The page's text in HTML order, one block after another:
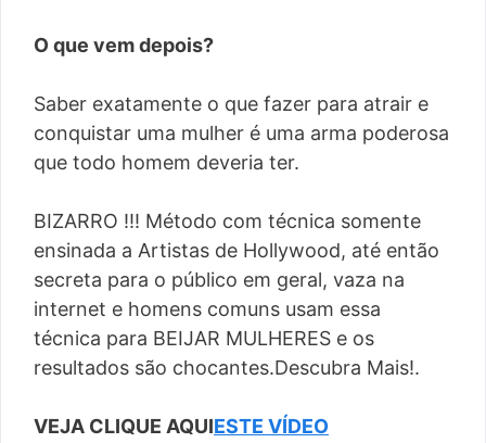
O que vem depois?
Saber exatamente o que fazer para atrair e
conquistar uma mulher é uma arma poderosa
que todo homem deveria ter.
BIZARRO !!! Método com técnica somente
ensinada a Artistas de Hollywood, até então
secreta para o público em geral, vaza na
internet e homens comuns usam essa
técnica para BEIJAR MULHERES e os
resultados são chocantes.Descubra Mais!.
VEJA CLIQUE AQUIESTE VÍDEO